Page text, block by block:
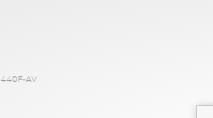
440F-AV